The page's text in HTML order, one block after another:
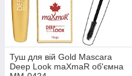
Туш для вій Gold Mascara
Deep Look maXmaR об'ємна